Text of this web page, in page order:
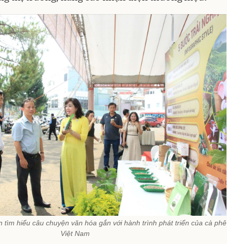
tìm hiểu câu chuyện văn hóa gắn với hành trình phát triển của cà phê
Việt Nam